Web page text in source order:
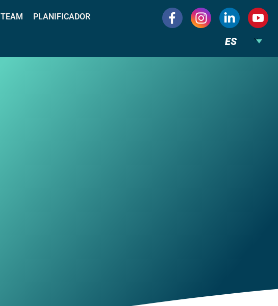
TEAM PLANIFICADOR
ES